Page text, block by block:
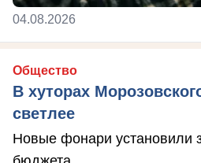
04.08.2026
Общество
В хуторах
светлее
Новые фонари установили